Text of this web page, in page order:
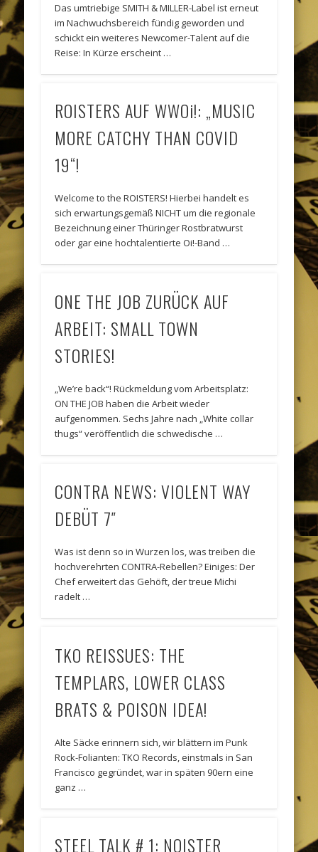
Das umtriebige SMITH & MILLER-Label ist erneut
im Nachwuchsbereich fündig geworden und
schickt ein weiteres Newcomer-Talent auf die
Reise: In Kürze erscheint …
ROISTERS AUF WWOi!: „MUSIC
MORE CATCHY THAN COVID
19“!
Welcome to the ROISTERS! Hierbei handelt es
sich erwartungsgemäß NICHT um die regionale
Bezeichnung einer Thüringer Rostbratwurst
oder gar eine hochtalentierte Oi!-Band …
ONE THE JOB ZURÜCK AUF
ARBEIT: SMALL TOWN
STORIES!
„We’re back“! Rückmeldung vom Arbeitsplatz:
ON THE JOB haben die Arbeit wieder
aufgenommen. Sechs Jahre nach „White collar
thugs“ veröffentlich die schwedische …
CONTRA NEWS: VIOLENT WAY
DEBÜT 7″
Was ist denn so in Wurzen los, was treiben die
hochverehrten CONTRA-Rebellen? Einiges: Der
Chef erweitert das Gehöft, der treue Michi
radelt …
TKO REISSUES: THE
TEMPLARS, LOWER CLASS
BRATS & POISON IDEA!
Alte Säcke erinnern sich, wir blättern im Punk
Rock-Folianten: TKO Records, einstmals in San
Francisco gegründet, war in späten 90ern eine
ganz …
STEEL TALK # 1: NOISTER